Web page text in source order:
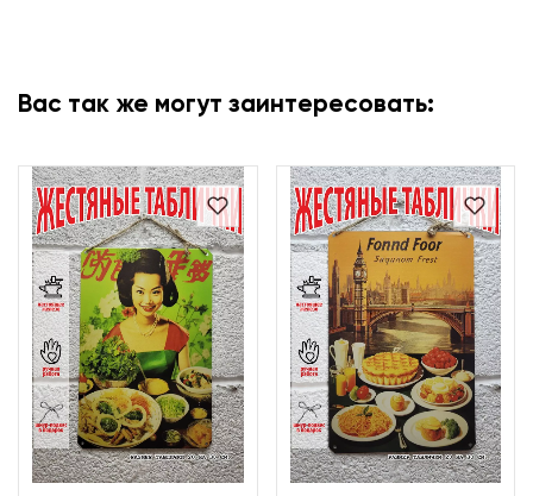
Вас так же могут заинтересовать: